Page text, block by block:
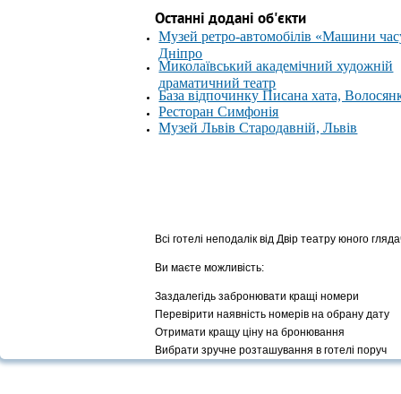
Останні додані об'єкти
Музей ретро-автомобілів «Машини
Дніпро
Миколаївський академічний художній
драматичний театр
База відпочинку Писана хата,
Ресторан Симфонія
Музей Львів Стародавній, Львів
Всі готелі неподалік від Двір театру юного
Ви маєте можливість:
Заздалегідь забронювати кращі номери
Перевірити наявність номерів на обрану дату
Отримати кращу ціну на бронювання
Вибрати зручне розташування в готелі поруч